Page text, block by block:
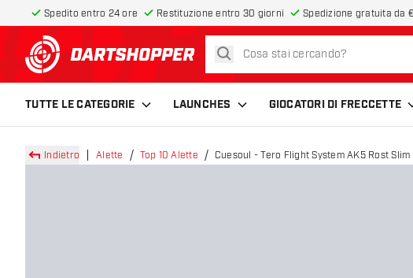
Spedito entro 24 ore Restituzione entro 30 giorni Spedizione gratuita da
torna alla home page
cerca
TUTTE LE CATEGORIE LAUNCHES GIOCATORI DI FRECCETTE
Indietro Alette Top 10 Alette Cuesoul - Tero Flight System AK5 Rost Slim